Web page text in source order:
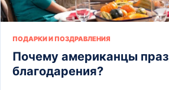
ПОДАРКИ И ПОЗДРАВЛЕНИЯ
Почему американцы
благодарения?